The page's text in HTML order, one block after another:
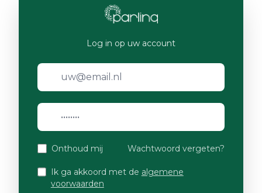
Log in op uw account
Onthoud mij Wachtwoord vergeten?
Ik ga akkoord met de algemene
voorwaarden